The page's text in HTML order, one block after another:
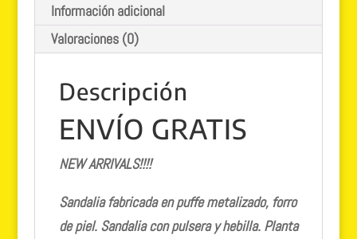
Información adicional
Valoraciones (0)
Descripción
ENVÍO GRATIS
NEW ARRIVALS!!!!
Sandalia fabricada en puffe metalizado, forro
de piel. Sandalia con pulsera y hebilla. Planta